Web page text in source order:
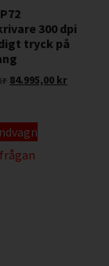
300 dpi
tryck på
84.995,00 kr